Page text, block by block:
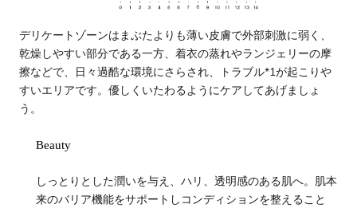
デリケートゾーンはまぶたよりも薄い皮膚で外部刺激に弱く、
乾燥しやすい部分である一方、着衣の蒸れやランジェリーの摩
擦などで、日々過酷な環境にさらされ、トラブル*1が起こりや
すいエリアです。優しくいたわるようにケアしてあげましょ
う。
Beauty
しっとりとした潤いを与え、ハリ、透明感のある肌へ。肌本
来のバリア機能をサポートしコンディションを整えること